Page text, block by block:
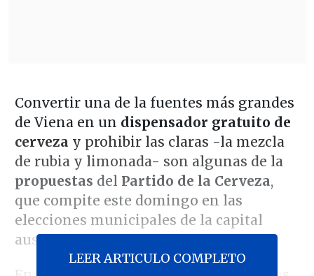
Convertir una de la fuentes más grandes
de Viena en un dispensador gratuito de
cerveza y prohibir las claras -la mezcla
de rubia y limonada- son algunas de la
propuestas del Partido de la Cerveza,
que compite este domingo en las
elecciones municipales de la capital
austríaca.
LEER ARTICULO COMPLETO